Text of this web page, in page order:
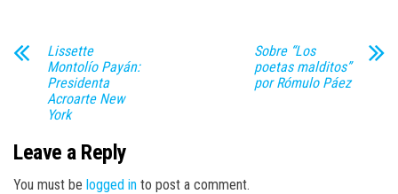
Lissette
Montolío Payán:
Presidenta
Acroarte New
York
Sobre “Los
poetas malditos”
por Rómulo Páez
Leave a Reply
You must be logged in to post a comment.